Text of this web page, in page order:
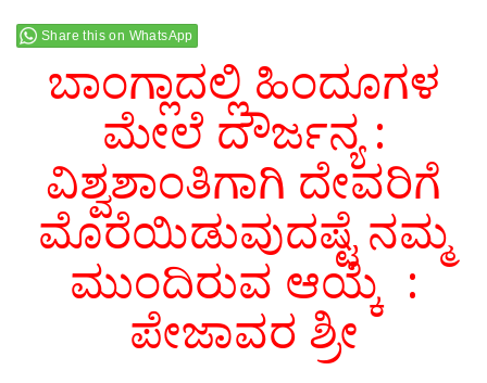
Share this on WhatsApp
ಬಾಂಗ್ಲಾದಲ್ಲಿ ಹಿಂದೂಗಳ
ಮೇಲೆ ದೌರ್ಜನ್ಯ :
ವಿಶ್ವಶಾಂತಿಗಾಗಿ ದೇವರಿಗೆ
ಮೊರೆಯಿಡುವುದಷ್ಟೆ ನಮ್ಮ
ಮುಂದಿರುವ ಆಯ್ಕೆ :
ಪೇಜಾವರ ಶ್ರೀ